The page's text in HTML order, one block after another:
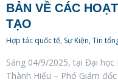
BẢN VỀ CÁC
TẠO
Hợp tác quốc tế, Sự Kiện,Tin
Sáng 04/9/2025, tại Đại học
Thành Hiếu – Phó Giám